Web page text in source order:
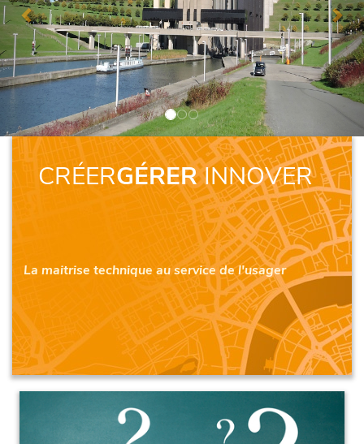
CRÉERGÉRERINNOVER
La maitrise technique au service de l'usager